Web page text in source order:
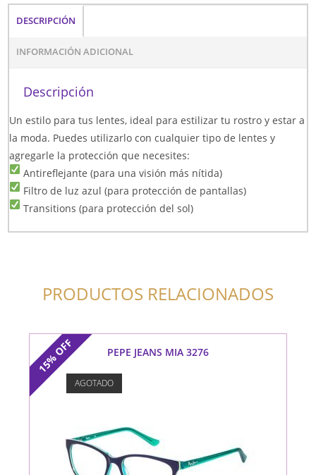
DESCRIPCIÓN
INFORMACIÓN ADICIONAL
Descripción
Un estilo para tus lentes, ideal para estilizar tu rostro y estar a
la moda. Puedes utilizarlo con cualquier tipo de lentes y
agregarle la protección que necesites:
Antireflejante (para una visión más nítida)
Filtro de luz azul (para protección de pantallas)
Transitions (para protección del sol)
PRODUCTOS RELACIONADOS
15%
OFF PEPE JEANS MIA 3276
AGOTADO